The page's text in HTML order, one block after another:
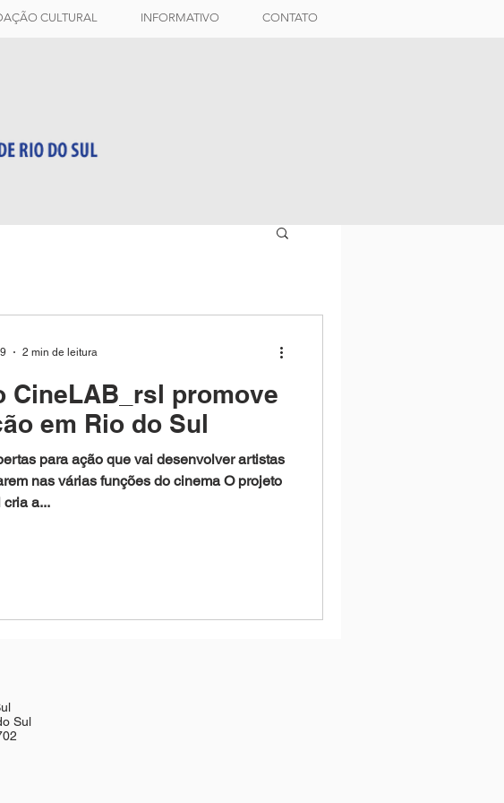
CULTURAL INFORMATIVO CONTATO
CineLAB_rsl promove
em Rio do Sul
para ação que vai desenvolver artistas
nas várias funções do cinema O projeto
a...
2 min de leitura
Sul